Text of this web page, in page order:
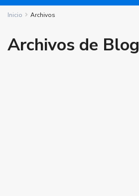
Inicio Archivos
Archivos de Blog